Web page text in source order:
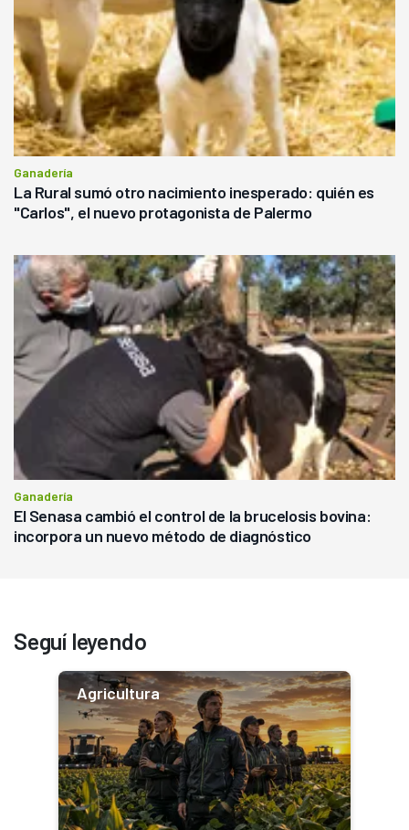
Ganadería
La Rural sumó otro nacimiento inesperado: quién es
"Carlos", el nuevo protagonista de Palermo
Ganadería
El Senasa cambió el control de la brucelosis bovina:
incorpora un nuevo método de diagnóstico
Seguí leyendo
Agricultura